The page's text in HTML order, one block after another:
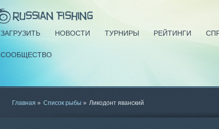
ЗАГРУЗИТЬ НОВОСТИ ТУРНИРЫ РЕЙТИНГИ
СООБЩЕСТВО
Главная » Список рыбы » Ликодонт яванский